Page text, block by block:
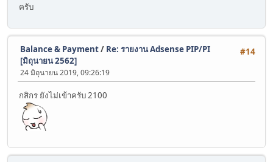
ครับ
#14
Balance & Payment/ Re: รายงาน Adsense PIP/PI
[มิถุนายน 2562]
24 มิถุนายน 2019, 09:26:19
กสิกร ยังไม่เข้าครับ 2100